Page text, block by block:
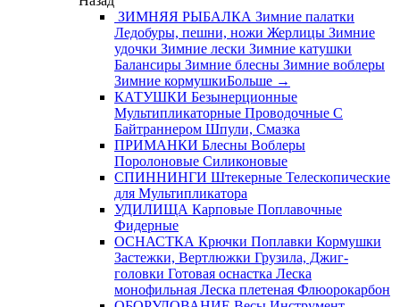
ЗИМНЯЯ РЫБАЛКА Зимние палатки
Ледобуры, пешни, ножи Жерлицы Зимние
удочки Зимние лески Зимние катушки
Балансиры Зимние блесны Зимние воблеры
Зимние кормушкиБольше →
КАТУШКИ Безынерционные
Мультипликаторные Проводочные С
Байтраннером Шпули, Смазка
ПРИМАНКИ Блесны Воблеры
Поролоновые Силиконовые
СПИННИНГИ Штекерные Телескопические
для Мультипликатора
УДИЛИЩА Карповые Поплавочные
Фидерные
ОСНАСТКА Крючки Поплавки Кормушки
Застежки, Вертлюжки Грузила, Джиг-
головки Готовая оснастка Леска
монофильная Леска плетеная Флюорокарбон